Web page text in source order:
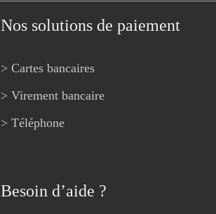
Nos solutions de paiement
> Cartes bancaires
> Virement bancaire
> Téléphone
Besoin d’aide ?